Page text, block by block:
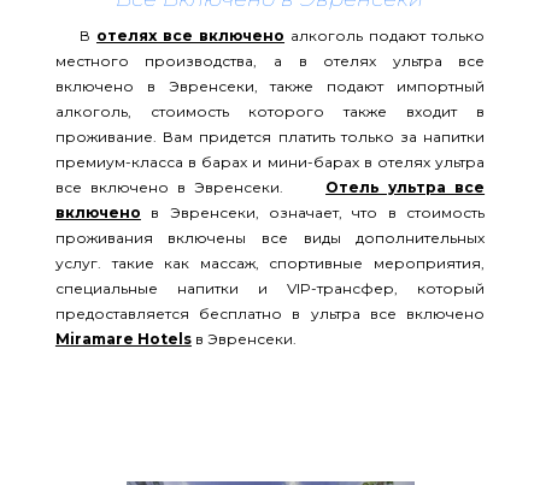
В отелях все включено алкоголь подают только
местного производства, а в отелях ультра все
включено в Эвренсеки, также подают импортный
алкоголь, стоимость которого также входит в
проживание. Вам придется платить только за напитки
премиум-класса в барах и мини-барах в отелях ультра
все включено в Эвренсеки. Отель ультра все
включено в Эвренсеки, означает, что в стоимость
проживания включены все виды дополнительных
услуг. такие как массаж, спортивные мероприятия,
специальные напитки и VIP-трансфер, который
предоставляется бесплатно в ультра все включено
Miramare Hotelsв Эвренсеки.